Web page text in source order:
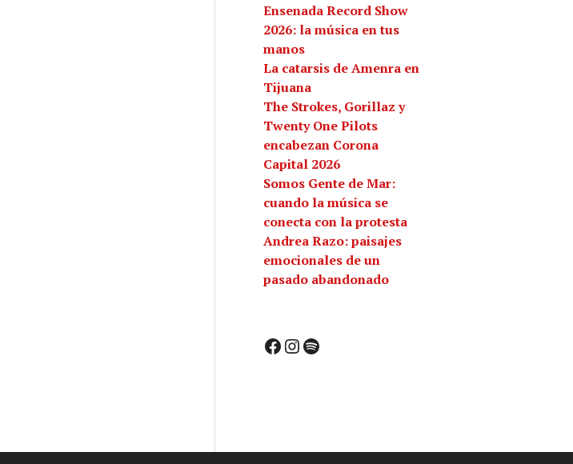
Ensenada Record Show
2026: la música en tus
manos
La catarsis de Amenra en
Tijuana
The Strokes, Gorillaz y
Twenty One Pilots
encabezan Corona
Capital 2026
Somos Gente de Mar:
cuando la música se
conecta con la protesta
Andrea Razo: paisajes
emocionales de un
pasado abandonado
Facebook InstagramSpotify